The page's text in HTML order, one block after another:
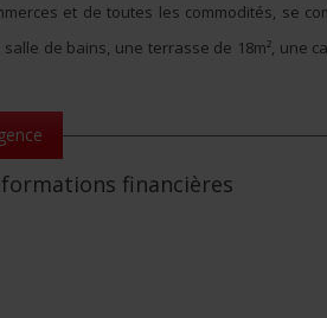
et de toutes les commodités, se
de bains, une terrasse de 18m², une
financières